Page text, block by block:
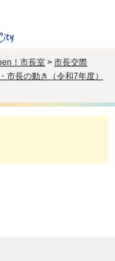
！市長室 > 市長交際
市長の動き（令和7年度）